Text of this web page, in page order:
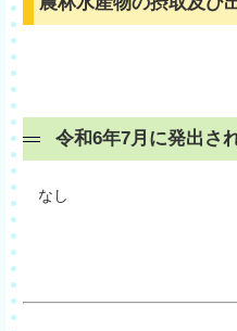
令和6年7月に発出さ
なし